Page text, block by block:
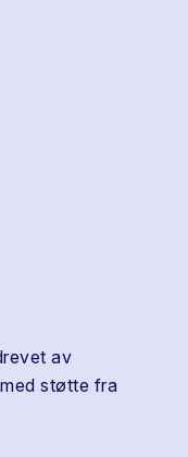
av
støtte fra